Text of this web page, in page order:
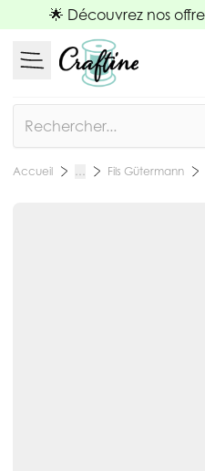
Allez au contenu
🌟 Découvrez nos
Accueil … Fils Gütermann